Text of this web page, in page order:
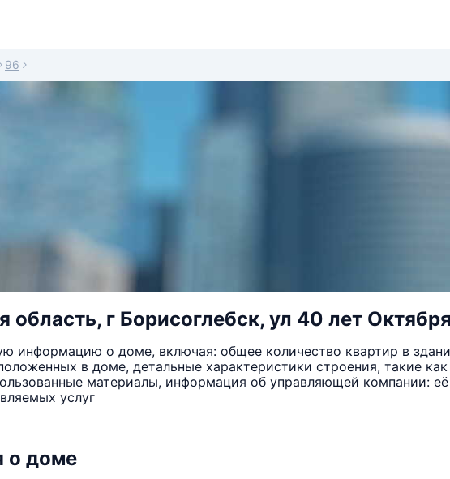
96
область, г Борисоглебск, ул 40 лет
информацию о доме, включая: общее количество квартир в
в доме, детальные характеристики строения, такие
материалы, информация об управляющей компании:
услуг
о доме